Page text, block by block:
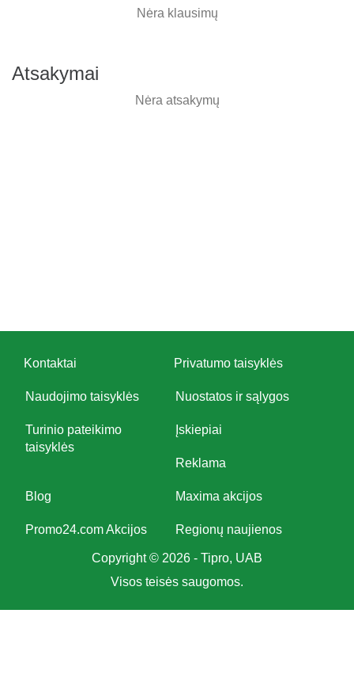
Nėra klausimų
Atsakymai
Nėra atsakymų
Kontaktai Privatumo taisyklės
Naudojimo taisyklės Nuostatos ir sąlygos
Turinio pateikimo
taisyklės
Įskiepiai
Reklama
Blog Maxima akcijos
Promo24.com Akcijos Regionų naujienos
Copyright © 2026 - Tipro, UAB
Visos teisės saugomos.